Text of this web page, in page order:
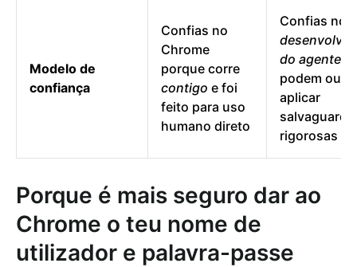
Modelo de
confiança
Confias no
Chrome
porque corre
contigo e foi
feito para uso
humano direto
Confias nos
do agente
podem ou
aplicar
rigorosas
Porque é mais seguro dar ao
Chrome o teu nome de
utilizador e palavra-passe